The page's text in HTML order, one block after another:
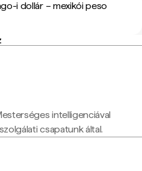
i dollár – mexikói peso
intelligenciával
csapatunk által.